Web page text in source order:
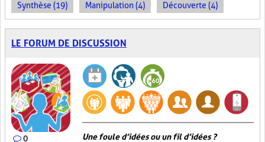
Synthèse (19) Manipulation (4) Découverte (4)
LE FORUM DE DISCUSSION
0 Une foule d’idées ou un fil d’idées ?